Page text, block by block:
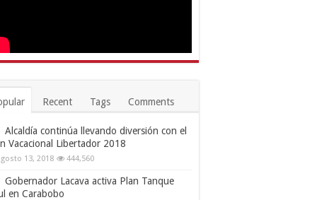
Recent Tags Comments
Alcaldía continúa llevando diversión con el
Vacacional Libertador 2018
13, 2018 444,560
Gobernador Lacava activa Plan Tanque
en Carabobo